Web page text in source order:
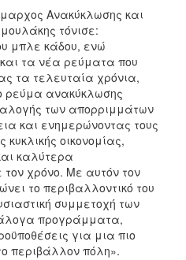
Ανακύκλωσης και
τόνισε:
μπλε κάδου, ενώ
τα νέα ρεύματα που
τα τελευταία χρόνια,
ρεύμα ανακύκλωσης
των απορριμμάτων
και ενημερώνοντας τους
οικονομίας,
καλύτερα
χρόνο. Με αυτόν τον
το περιβαλλοντικό του
συμμετοχή των
προγράμματα,
για μια πιο
περιβάλλον πόλη».